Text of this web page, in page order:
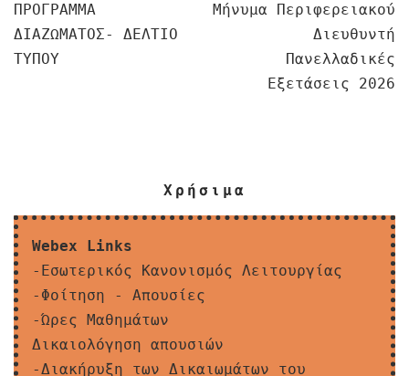
Πλοήγηση
άρθρων
ΠΡΟΓΡΑΜΜΑ
ΔΙΑΖΩΜΑΤΟΣ- ΔΕΛΤΙΟ
ΤΥΠΟΥ
Μήνυμα Περιφερειακού
Διευθυντή
Πανελλαδικές
Εξετάσεις 2026
Χρήσιμα
Webex Links
-Εσωτερικός Κανονισμός Λειτουργίας
-Φοίτηση - Απουσίες
-Ώρες Μαθημάτων
Δικαιολόγηση απουσιών
-Διακήρυξη των Δικαιωμάτων του